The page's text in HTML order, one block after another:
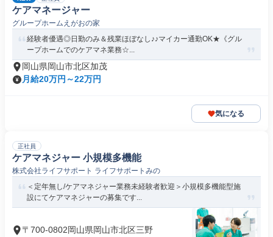
ケアマネージャー
グループホームえがおの家
経験者優遇◎日勤のみ＆残業ほぼなし♪♪マイカー通勤OK★《グル
ープホームでのケアマネ業務☆...
岡山県岡山市北区加茂
月給20万円～22万円
気になる
正社員
ケアマネジャー 小規模多機能
株式会社ライフサポート ライフサポートみの
＜定年無し/ケアマネジャー業務未経験者歓迎＞小規模多機能型施
設にてケアマネジャーの募集です...
〒700-0802岡山県岡山市北区三野